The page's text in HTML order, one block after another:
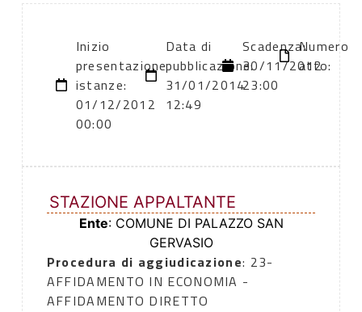
Inizio
presentazione
istanze:
01/12/2012
00:00
Data di
pubblicazione:
31/01/2014
12:49
Scadenza:
30/11/2012
23:00
Numero
atto:
STAZIONE APPALTANTE
Ente: COMUNE DI PALAZZO SAN
GERVASIO
Procedura di aggiudicazione: 23-
AFFIDAMENTO IN ECONOMIA -
AFFIDAMENTO DIRETTO